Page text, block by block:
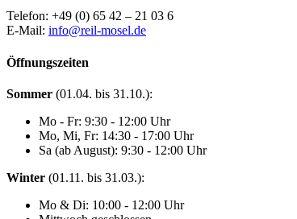
Telefon: +49 (0) 65 42 – 21 03 6
E-Mail: info@reil-mosel.de
Öffnungszeiten
Sommer (01.04. bis 31.10.):
Mo - Fr: 9:30 - 12:00 Uhr
Mo, Mi, Fr: 14:30 - 17:00 Uhr
Sa (ab August): 9:30 - 12:00 Uhr
Winter (01.11. bis 31.03.):
Mo & Di: 10:00 - 12:00 Uhr